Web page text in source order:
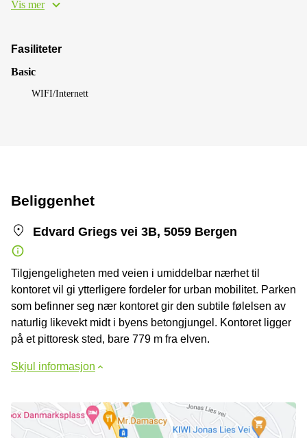
Vis mer
Fasiliteter
Basic
WIFI/Internett
Beliggenhet
Edvard Griegs vei 3B, 5059 Bergen
Tilgjengeligheten med veien i umiddelbar nærhet til
kontoret vil gi ytterligere fordeler for urban mobilitet. Parken
som befinner seg nær kontoret gir den subtile følelsen av
naturlig likevekt midt i byens betongjungel. Kontoret ligger
på et pittoresk sted, bare 779 m fra elven.
Skjul informasjon